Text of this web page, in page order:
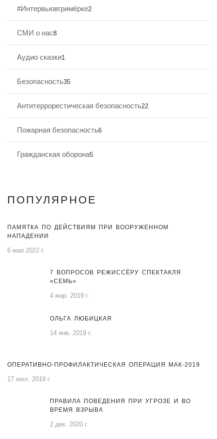
#Интервьювгримёрке2
СМИ о нас8
Аудио сказки1
Безопасность35
Антитеррорестическая безопасность22
Пожарная безопасность6
Гражданская оборона5
ПОПУЛЯРНОЕ
ПАМЯТКА ПО ДЕЙСТВИЯМ ПРИ ВООРУЖЕННОМ
НАПАДЕНИИ
6 мая 2022 г.
7 ВОПРОСОВ РЕЖИССЁРУ СПЕКТАКЛЯ
«СЕМЬ»
4 мар. 2019 г.
ОЛЬГА ЛЮБИЦКАЯ
14 янв. 2019 г.
ОПЕРАТИВНО-ПРОФИЛАКТИЧЕСКАЯ ОПЕРАЦИЯ МАК-2019
17 июл. 2019 г.
ПРАВИЛА ПОВЕДЕНИЯ ПРИ УГРОЗЕ И ВО
ВРЕМЯ ВЗРЫВА
2 дек. 2020 г.